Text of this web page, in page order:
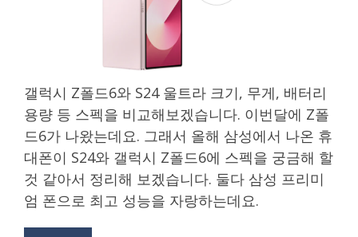
갤럭시 Z폴드6와 S24 울트라 크기, 무게, 배터리
용량 등 스펙을 비교해보겠습니다. 이번달에 Z폴
드6가 나왔는데요. 그래서 올해 삼성에서 나온 휴
대폰이 S24와 갤럭시 Z폴드6에 스펙을 궁금해 할
것 같아서 정리해 보겠습니다. 둘다 삼성 프리미
엄 폰으로 최고 성능을 자랑하는데요.